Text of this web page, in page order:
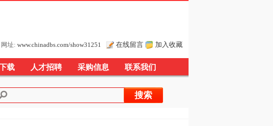
址: www.chinadbs.com/show31251 在线留言 加入收藏
载 人才招聘 采购信息 联系我们